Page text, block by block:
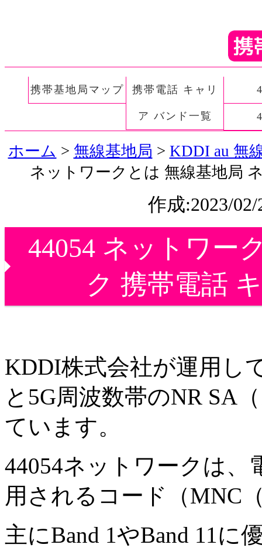
携帯基地局マップ 携帯電話 キャリ
ア バンド一覧
ホーム > 無線基地局 > KDDI au 無
ネットワークとは 無線基地局
作成:2023/
44054 ネットワー
ク 携帯電話
KDDI株式会社が運用し
と5G周波数帯のNR SA
ています。
44054ネットワークは、
用されるコード（MNC
主にBand 1やBand 11に